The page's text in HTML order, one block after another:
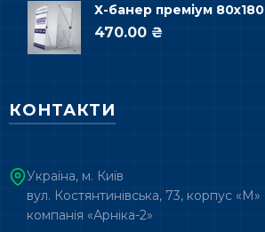
Х-банер преміум 80х180
470.00 ₴
КОНТАКТИ
Україна, м. Київ
вул. Костянтинівська, 73, корпус «М»
компанія «Арніка-2»